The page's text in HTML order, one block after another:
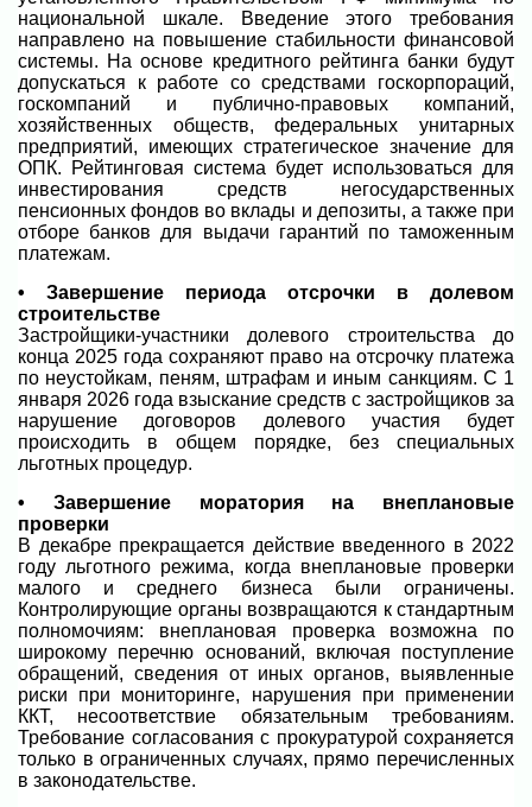
национальной шкале. Введение этого требования
направлено на повышение стабильности финансовой
системы. На основе кредитного рейтинга банки будут
допускаться к работе со средствами госкорпораций,
госкомпаний и публично-правовых компаний,
хозяйственных обществ, федеральных унитарных
предприятий, имеющих стратегическое значение для
ОПК. Рейтинговая система будет использоваться для
инвестирования средств негосударственных
пенсионных фондов во вклады и депозиты, а также при
отборе банков для выдачи гарантий по таможенным
платежам.
• Завершение периода отсрочки в долевом
строительстве
Застройщики-участники долевого строительства до
конца 2025 года сохраняют право на отсрочку платежа
по неустойкам, пеням, штрафам и иным санкциям. С 1
января 2026 года взыскание средств с застройщиков за
нарушение договоров долевого участия будет
происходить в общем порядке, без специальных
льготных процедур.
• Завершение моратория на внеплановые
проверки
В декабре прекращается действие введенного в 2022
году льготного режима, когда внеплановые проверки
малого и среднего бизнеса были ограничены.
Контролирующие органы возвращаются к стандартным
полномочиям: внеплановая проверка возможна по
широкому перечню оснований, включая поступление
обращений, сведения от иных органов, выявленные
риски при мониторинге, нарушения при применении
ККТ, несоответствие обязательным требованиям.
Требование согласования с прокуратурой сохраняется
только в ограниченных случаях, прямо перечисленных
в законодательстве.